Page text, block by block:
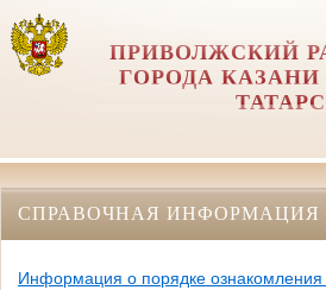
ПРИВОЛЖСКИЙ
ГОРОДА
СПРАВОЧНАЯ ИНФОРМАЦИЯ
Информация о порядке